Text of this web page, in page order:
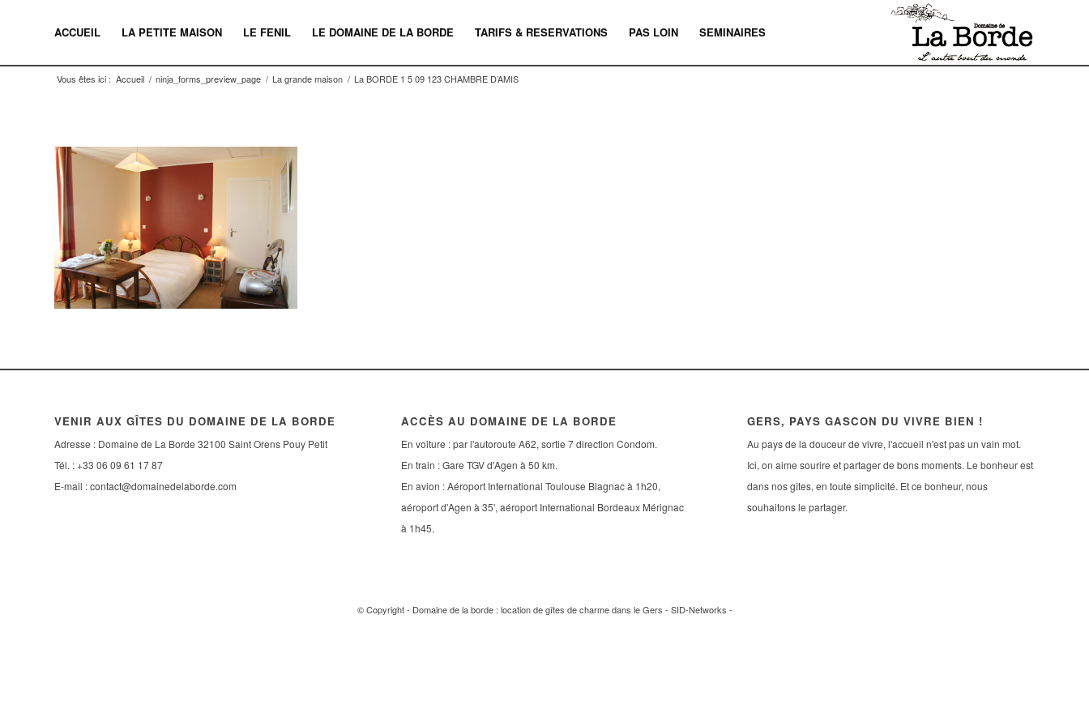
ACCUEIL LA PETITE MAISON LE FENIL LE DOMAINE DE LA BORDE TARIFS & RESERVATIONS PAS LOIN SEMINAIRES
Vous êtes ici : Accueil / ninja_forms_preview_page / La grande maison / La BORDE 1 5 09 123 CHAMBRE D’AMIS
VENIR AUX GÎTES DU DOMAINE DE LA BORDE
Adresse : Domaine de La Borde 32100 Saint Orens Pouy Petit
Tél. : +33 06 09 61 17 87
E-mail :contact@domainedelaborde.com
ACCÈS AU DOMAINE DE LA BORDE
En voiture : par l'autoroute A62, sortie 7 direction Condom.
En train : Gare TGV d'Agen à 50 km.
En avion : Aéroport International Toulouse Blagnac à 1h20,
aéroport d'Agen à 35', aéroport International Bordeaux Mérignac
à 1h45.
GERS, PAYS GASCON DU VIVRE BIEN !
Au pays de la douceur de vivre, l'accueil n'est pas un vain mot.
Ici, on aime sourire et partager de bons moments. Le bonheur est
dans nos gîtes, en toute simplicité. Et ce bonheur, nous
souhaitons le partager.
© Copyright - Domaine de la borde : location de gîtes de charme dans le Gers - SID-Networks -